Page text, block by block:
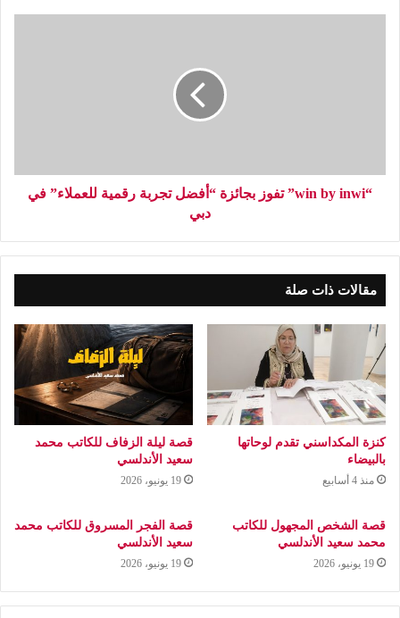
“win by inwi” تفوز بجائزة “أفضل تجربة رقمية للعملاء” في
دبي
مقالات ذات صلة
كنزة المكداسني تقدم لوحاتها
بالبيضاء
منذ 4 أسابيع
قصة ليلة الزفاف للكاتب محمد
سعيد الأندلسي
19 يونيو، 2026
قصة الشخص المجهول للكاتب
محمد سعيد الأندلسي
19 يونيو، 2026
قصة الفجر المسروق للكاتب محمد
سعيد الأندلسي
19 يونيو، 2026